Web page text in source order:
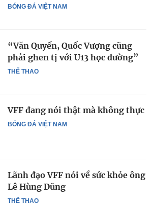
BÓNG ĐÁ VIỆT NAM
THỂ THAO
“Văn Quyến, Quốc Vượng cũng
phải ghen tị với U13 học đường”
BÓNG ĐÁ VIỆT NAM
VFF đang nói thật mà không thực
THỂ THAO
Lãnh đạo VFF nói về sức khỏe ông
Lê Hùng Dũng